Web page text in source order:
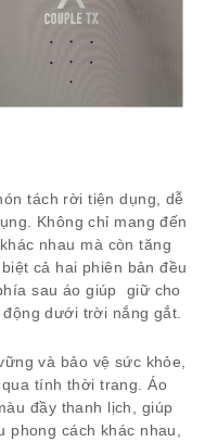
tách rời tiện dụng, dễ
Không chỉ mang đến
nhau mà còn tăng
cả hai phiên bản đều
sau áo giúp giữ cho
dưới trời nắng gắt.
và bảo vệ sức khỏe,
tính thời trang. Áo
đầy thanh lịch, giúp
phong cách khác nhau,